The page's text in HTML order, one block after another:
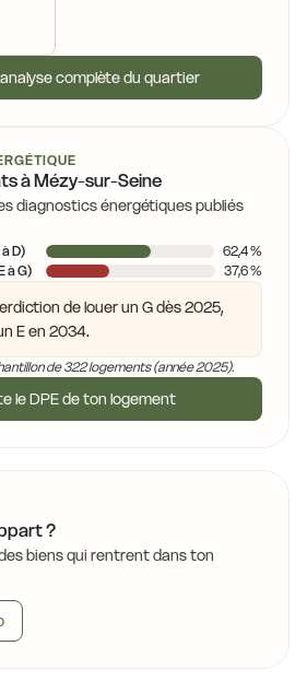
complète du quartier
à Mézy-sur-Seine
diagnostics énergétiques publiés
D)
62,4 %
à G)
37,6 %
de louer un G dès 2025,
E en 2034.
de 322 logements (année 2025).
le DPE de ton logement
?
biens qui rentrent dans ton